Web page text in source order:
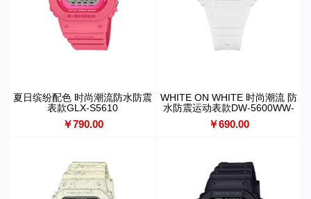
夏日缤纷配色 时尚潮流防水防震
表款GLX-S5610
￥790.00
WHITE ON WHITE 时尚潮流 防
水防震运动表款DW-5600WW-
7PR
￥690.00